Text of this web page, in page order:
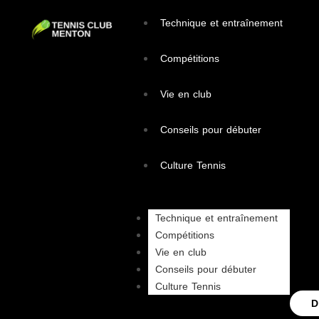
Technique et entraînement
Compétitions
Vie en club
Conseils pour débuter
Culture Tennis
Technique et entraînement
Compétitions
Vie en club
Conseils pour débuter
Culture Tennis